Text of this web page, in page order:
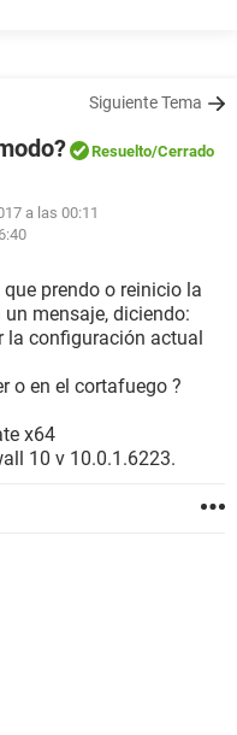
Siguiente Tema
Resuelto/Cerrado
a las 00:11
que prendo o reinicio la
un mensaje, diciendo:
la configuración actual
o en el cortafuego ?
x64
10 v 10.0.1.6223.